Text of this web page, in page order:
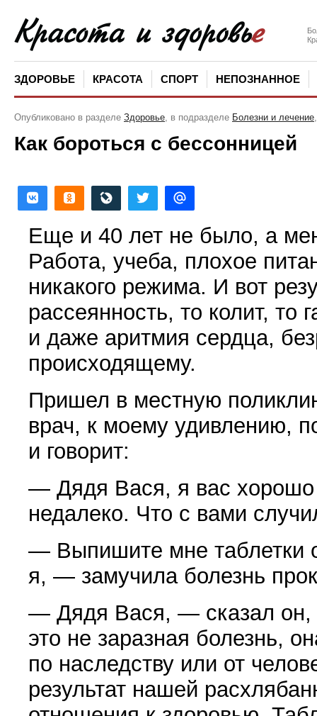
ЗДОРОВЬЕ КРАСОТА СПОРТ НЕПОЗНАННОЕ
Опубликовано в разделе Здоровье, в подразделе Болезни и лечение
Как бороться с бессонницей
Еще и 40 лет не было, а
Работа, учеба, плохое
никакого режима. И вот
рассеянность, то колит, то
и даже аритмия сердца,
происходящему.
Пришел в местную
врач, к моему удивлению,
и говорит:
— Дядя Вася, я вас
недалеко. Что с вами
— Выпишите мне таблетки
я, — замучила болезнь
— Дядя Вася, — сказал
это не заразная болезнь,
по наследству или от
результат нашей